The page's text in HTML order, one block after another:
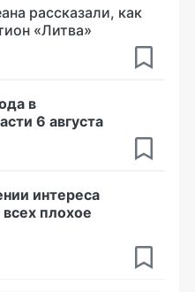
рассказали, как
«Литва»
в
6 августа
интереса
плохое